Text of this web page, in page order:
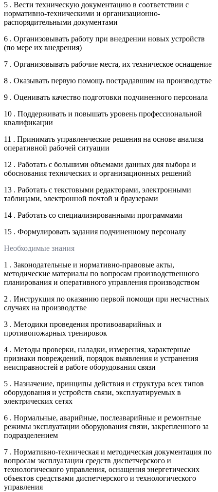
5 . Вести техническую документацию в соответствии с
нормативно-техническими и организационно-
распорядительными документами
6 . Организовывать работу при внедрении новых устройств
(по мере их внедрения)
7 . Организовывать рабочие места, их техническое оснащение
8 . Оказывать первую помощь пострадавшим на производстве
9 . Оценивать качество подготовки подчиненного персонала
10 . Поддерживать и повышать уровень профессиональной
квалификации
11 . Принимать управленческие решения на основе анализа
оперативной рабочей ситуации
12 . Работать с большими объемами данных для выбора и
обоснования технических и организационных решений
13 . Работать с текстовыми редакторами, электронными
таблицами, электронной почтой и браузерами
14 . Работать со специализированными программами
15 . Формулировать задания подчиненному персоналу
Необходимые знания
1 . Законодательные и нормативно-правовые акты,
методические материалы по вопросам производственного
планирования и оперативного управления производством
2 . Инструкция по оказанию первой помощи при несчастных
случаях на производстве
3 . Методики проведения противоаварийных и
противопожарных тренировок
4 . Методы проверки, наладки, измерения, характерные
признаки повреждений, порядок выявления и устранения
неисправностей в работе оборудования связи
5 . Назначение, принципы действия и структура всех типов
оборудования и устройств связи, эксплуатируемых в
электрических сетях
6 . Нормальные, аварийные, послеаварийные и ремонтные
режимы эксплуатации оборудования связи, закрепленного за
подразделением
7 . Нормативно-техническая и методическая документация по
вопросам эксплуатации средств диспетчерского и
технологического управления, оснащения энергетических
объектов средствами диспетчерского и технологического
управления